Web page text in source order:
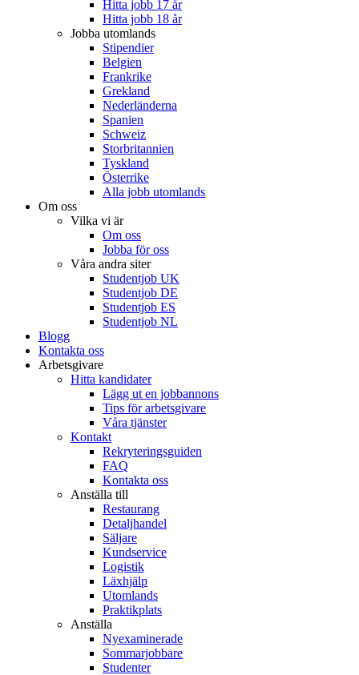
Hitta jobb 17 år
Hitta jobb 18 år
Jobba utomlands
Stipendier
Belgien
Frankrike
Grekland
Nederländerna
Spanien
Schweiz
Storbritannien
Tyskland
Österrike
Alla jobb utomlands
Om oss
Vilka vi är
Om oss
Jobba för oss
Våra andra siter
Studentjob UK
Studentjob DE
Studentjob ES
Studentjob NL
Blogg
Kontakta oss
Arbetsgivare
Hitta kandidater
Lägg ut en jobbannons
Tips för arbetsgivare
Våra tjänster
Kontakt
Rekryteringsguiden
FAQ
Kontakta oss
Anställa till
Restaurang
Detaljhandel
Säljare
Kundservice
Logistik
Läxhjälp
Utomlands
Praktikplats
Anställa
Nyexaminerade
Sommarjobbare
Studenter